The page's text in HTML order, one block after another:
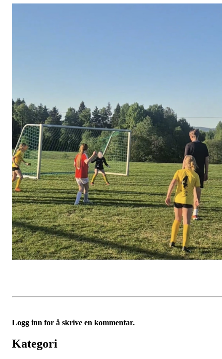
Logg inn for å skrive en kommentar.
Kategori